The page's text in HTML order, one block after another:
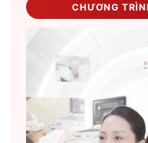
CHƯƠNG